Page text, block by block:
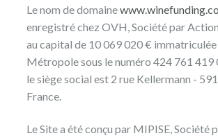
Le nom de domaine
enregistré chez OVH, Société par
au capital de 10 069 020 € immatriculée
Métropole sous le numéro 424 761
le siège social est 2 rue Kellermann -
France.
Le Site a été conçu par MIPISE, Société